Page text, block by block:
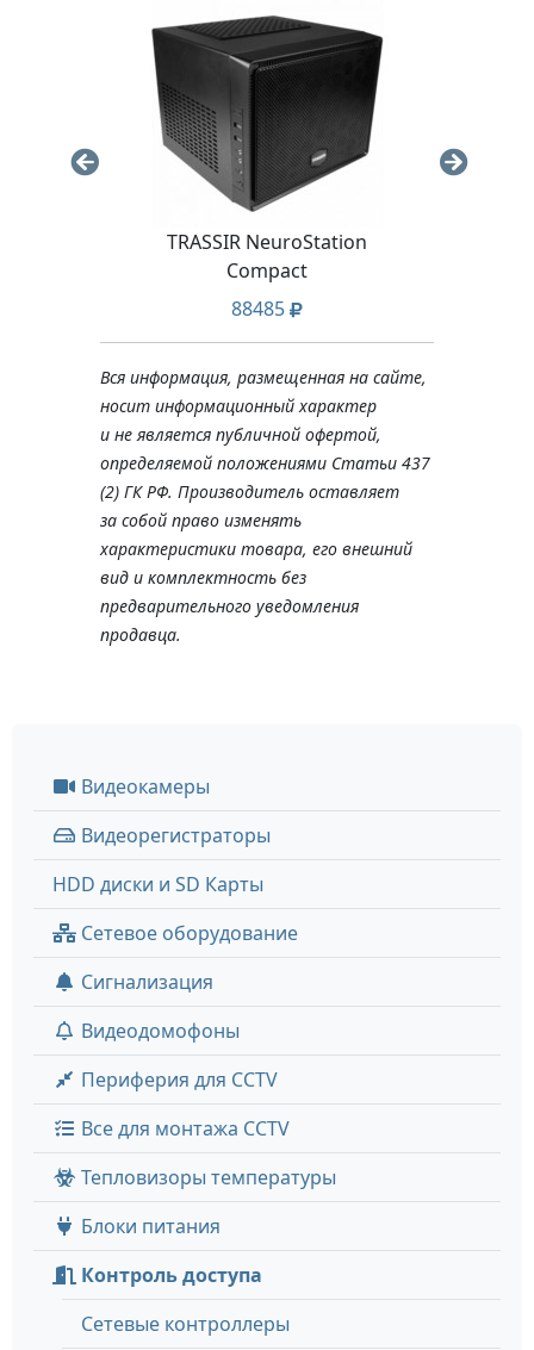
TRASSIR NeuroStation
Compact
88485
Вся информация, размещенная на сайте,
носит информационный характер
и не является публичной офертой,
определяемой положениями Статьи 437
(2) ГК РФ. Производитель оставляет
за собой право изменять
характеристики товара, его внешний
вид и комплектность без
предварительного уведомления
продавца.
Видеокамеры
Видеорегистраторы
HDD диски и SD Карты
Сетевое оборудование
Сигнализация
Видеодомофоны
Периферия для CCTV
Все для монтажа CCTV
Тепловизоры температуры
Блоки питания
Контроль доступа
Сетевые контроллеры